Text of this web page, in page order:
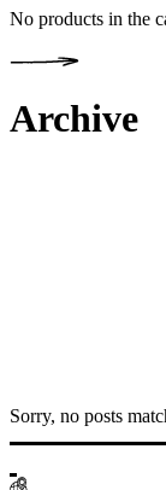
No products in the
Archive
Sorry, no posts